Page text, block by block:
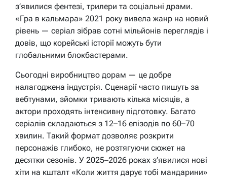
з’явилися фентезі, трилери та соціальні драми.
«Гра в кальмара» 2021 року вивела жанр на новий
рівень — серіал зібрав сотні мільйонів переглядів і
довів, що корейські історії можуть бути
глобальними блокбастерами.
Сьогодні виробництво дорам — це добре
налагоджена індустрія. Сценарії часто пишуть за
вебтунами, зйомки тривають кілька місяців, а
актори проходять інтенсивну підготовку. Багато
серіалів складаються з 12–16 епізодів по 60–70
хвилин. Такий формат дозволяє розкрити
персонажів глибоко, не розтягуючи сюжет на
десятки сезонів. У 2025–2026 роках з’явилися нові
хіти на кшталт «Коли життя дарує тобі мандарини»